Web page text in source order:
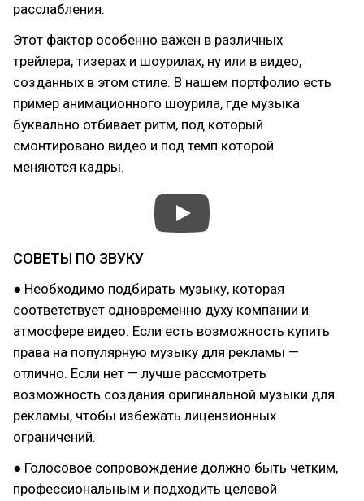
расслабления.
Этот фактор особенно важен в различных
трейлера, тизерах и шоурилах, ну или в видео,
созданных в этом стиле. В нашем портфолио есть
пример анимационного шоурила, где музыка
буквально отбивает ритм, под который
смонтировано видео и под темп которой
меняются кадры.
СОВЕТЫ ПО ЗВУКУ
● Необходимо подбирать музыку, которая
соответствует одновременно духу компании и
атмосфере видео. Если есть возможность купить
права на популярную музыку для рекламы —
отлично. Если нет — лучше рассмотреть
возможность создания оригинальной музыки для
рекламы, чтобы избежать лицензионных
ограничений.
● Голосовое сопровождение должно быть четким,
профессиональным и подходить целевой